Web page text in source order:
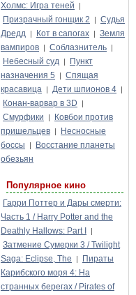
Холмс: Игра теней
|
Призрачный гонщик 2 | Судья
Дредд | Кот в сапогах | Земля
вампиров | Соблазнитель |
Небесный суд |
Пункт
назначения 5
| Спящая
красавица | Дети шпионов 4 |
Конан-варвар в 3D |
Смурфики |
Ковбои против
пришельцев |
Несносные
боссы
|
Восстание планеты
обезьян
Популярное кино
Гарри Поттер и Дары смерти:
Часть 1 / Harry Potter and the
Deathly Hallows: Part I
|
Затмение Сумерки 3 / Twilight
Saga: Eclipse, The
|
Пираты
Карибского моря 4: На
странных берегах / Pirates of